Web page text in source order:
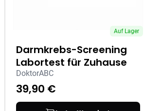
Auf Lager
Darmkrebs-Screening
Labortest für Zuhause
DoktorABC
39,90 €